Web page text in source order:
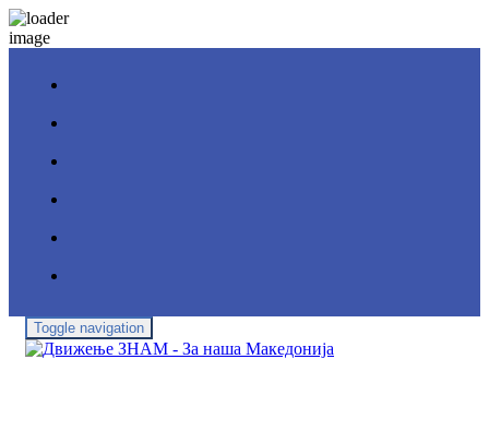
Toggle navigation